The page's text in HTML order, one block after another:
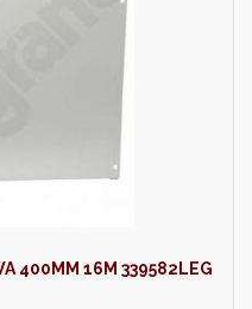
400MM 16M 339582LEG